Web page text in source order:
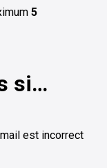
5
si…
est incorrect